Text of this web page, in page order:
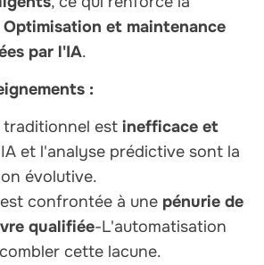
Optimisation et maintenance
par l'IA.
:
est inefficace et
et l'analyse prédictive sont la
évolutive.
confrontée à une pénurie de
qualifiée-L'automatisation
cette lacune.